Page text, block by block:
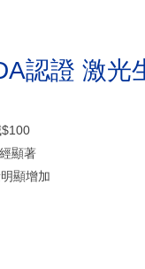
認證 激光
顯著
顯增加